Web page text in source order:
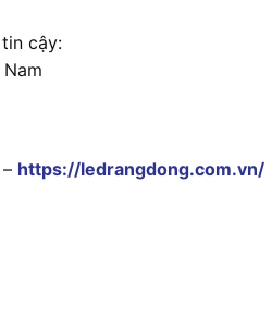
cậy:
– https://ledrangdong.com.vn/